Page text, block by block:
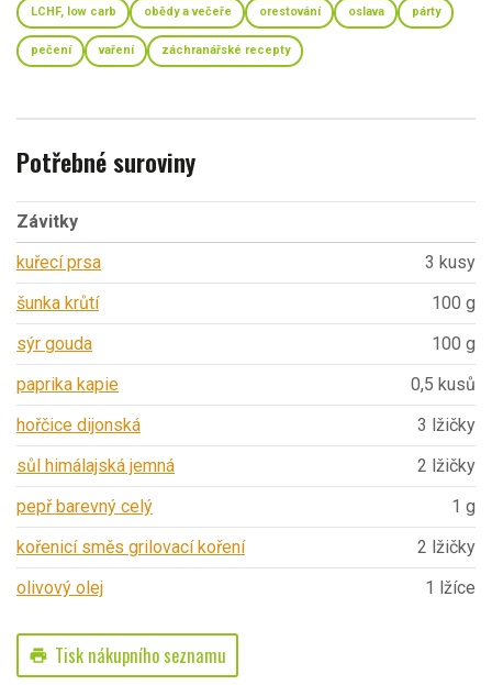
LCHF, low carb obědy a večeře orestování oslava párty
pečení vaření záchranářské recepty
Potřebné suroviny
Závitky
kuřecí prsa
3 kusy
šunka krůtí
100 g
sýr gouda
100 g
paprika kapie
0,5 kusů
hořčice dijonská
3 lžičky
sůl himálajská jemná
2 lžičky
pepř barevný celý
1 g
kořenicí směs grilovací koření
2 lžičky
olivový olej
1 lžíce
print Tisk nákupního seznamu